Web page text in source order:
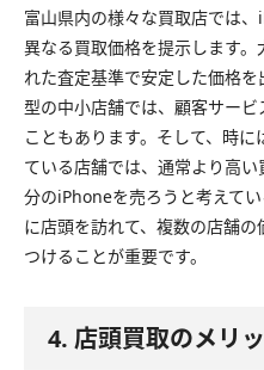
富山県内の様々な買取店では
異なる買取価格を提示します
れた査定基準で安定した価格
型の中小店舗では、顧客サー
こともあります。そして、時
ている店舗では、通常より高
分のiPhoneを売ろうと考えて
に店頭を訪れて、複数の店舗
つけることが重要です。
4. 店頭買取のメリ